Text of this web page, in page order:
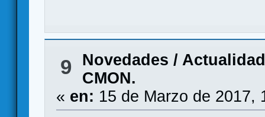
9
Novedades / Actualidad
CMON.
« en: 15 de Marzo de 2017,